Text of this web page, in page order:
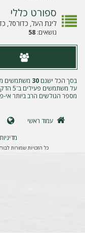
ספורט כללי
ליגת העל, כדורסל,
נושאים:58
בסך הכל ישנם30
על משתמשים פעילים ב־5 הדקות האחרונות)
מספר הגולשים הרב ביותר
עמוד ראשי
כל הזכויות שמורות לבורד